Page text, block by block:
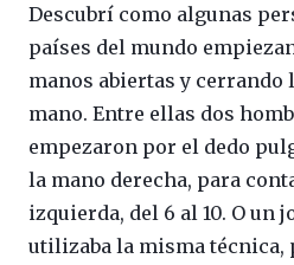
Descubrí como algunas
países del mundo
manos abiertas y cerrando
mano. Entre ellas dos
empezaron por el dedo
la mano derecha, para
izquierda, del 6 al 10. O un
utilizaba la misma técnica,